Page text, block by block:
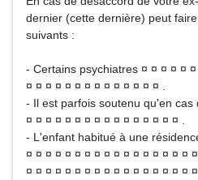
dernier (cette dernière) peut
suivants :
- Certains psychiatres ¤ ¤ ¤ ¤ ¤
¤ ¤ ¤ ¤ ¤ ¤ ¤ ¤ ¤ ¤ ¤ ¤ ¤ ¤ .
- Il est parfois soutenu qu'en
¤ ¤ ¤ ¤ ¤ ¤ ¤ ¤ ¤ ¤ ¤ ¤ ¤ ¤ ¤ ¤ .
- L'enfant habitué à une
¤ ¤ ¤ ¤ ¤ ¤ ¤ ¤ ¤ ¤ ¤ ¤ ¤ ¤ ¤ ¤ ¤
¤ ¤ ¤ ¤ ¤ ¤ ¤ ¤ ¤ ¤ ¤ ¤ ¤ ¤ ¤ ¤ ¤